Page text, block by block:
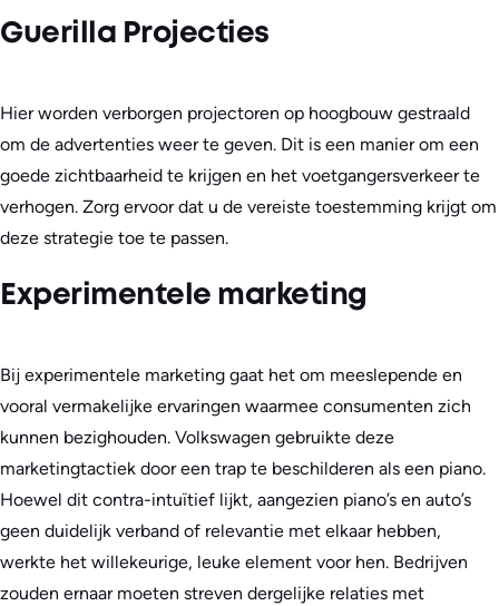
Guerilla Projecties
Hier worden verborgen projectoren op hoogbouw gestraald
om de advertenties weer te geven. Dit is een manier om een
goede zichtbaarheid te krijgen en het voetgangersverkeer te
verhogen. Zorg ervoor dat u de vereiste toestemming krijgt om
deze strategie toe te passen.
Experimentele marketing
Bij experimentele marketing gaat het om meeslepende en
vooral vermakelijke ervaringen waarmee consumenten zich
kunnen bezighouden. Volkswagen gebruikte deze
marketingtactiek door een trap te beschilderen als een piano.
Hoewel dit contra-intuïtief lijkt, aangezien piano’s en auto’s
geen duidelijk verband of relevantie met elkaar hebben,
werkte het willekeurige, leuke element voor hen. Bedrijven
zouden ernaar moeten streven dergelijke relaties met